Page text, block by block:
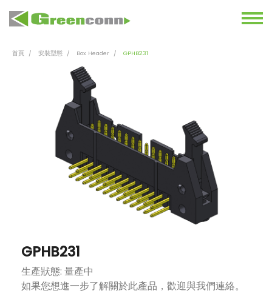
首頁 安裝型態 Box Header GPHB231
GPHB231
生產狀態: 量產中
如果您想進一步了解關於此產品，歡迎與我們連絡。